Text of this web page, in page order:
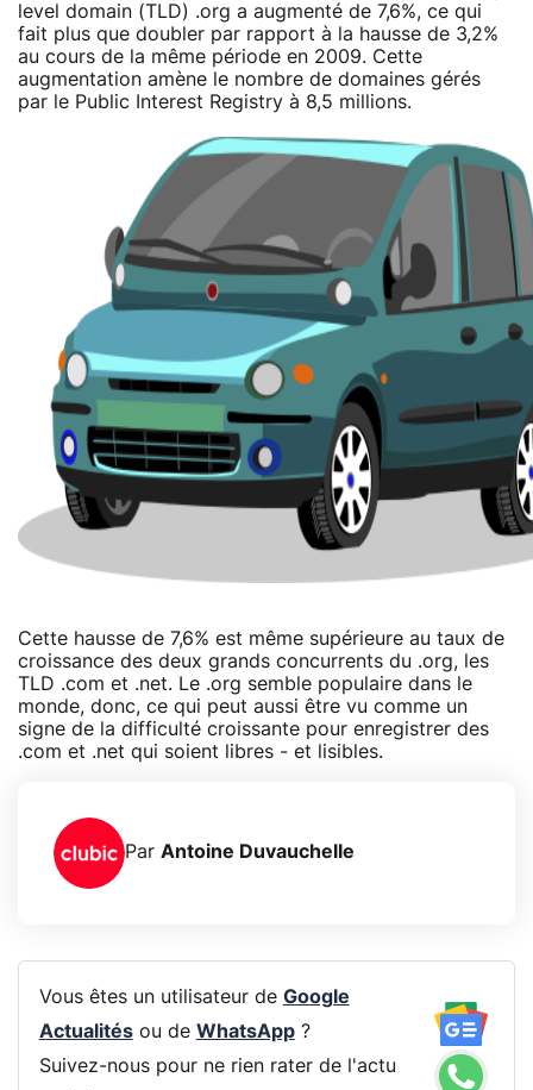
level domain (TLD) .org a augmenté de 7,6%, ce qui
fait plus que doubler par rapport à la hausse de 3,2%
au cours de la même période en 2009. Cette
augmentation amène le nombre de domaines gérés
par le Public Interest Registry à 8,5 millions.
Cette hausse de 7,6% est même supérieure au taux de
croissance des deux grands concurrents du .org, les
TLD .com et .net. Le .org semble populaire dans le
monde, donc, ce qui peut aussi être vu comme un
signe de la difficulté croissante pour enregistrer des
.com et .net qui soient libres - et lisibles.
Par Antoine Duvauchelle
Vous êtes un utilisateur de Google
Actualitésou de WhatsApp?
Suivez-nous pour ne rien rater de l'actu